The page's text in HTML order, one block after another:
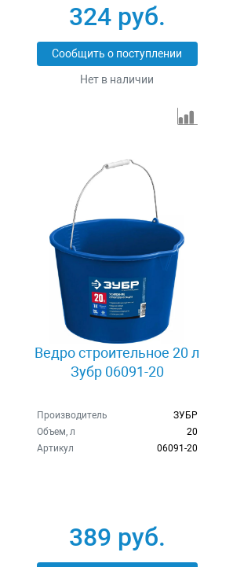
324 руб.
Сообщить о поступлении
Нет в наличии
Ведро строительное 20 л
Зубр 06091-20
Производитель
ЗУБР
Объем, л
20
Артикул
06091-20
389 руб.